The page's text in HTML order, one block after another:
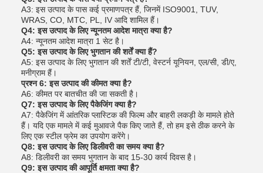
A3: इस उत्पाद के पास कई प्रमाणपत्र हैं, जिनमें ISO9001, TUV,
WRAS, CO, MTC, PL, IV आदि शामिल हैं।
Q4: इस उत्पाद के लिए न्यूनतम आदेश मात्रा क्या है?
A4: न्यूनतम आदेश मात्रा 1 सेट है।
Q5: इस उत्पाद के लिए भुगतान की शर्तें क्या हैं?
A5: इस उत्पाद के लिए भुगतान की शर्तें टी/टी, वेस्टर्न यूनियन, एल/सी, डी/ए,
मनीग्राम हैं।
प्रश्न 6: इस उत्पाद की कीमत क्या है?
A6: कीमत पर बातचीत की जा सकती है।
Q7: इस उत्पाद के लिए पैकेजिंग क्या है?
A7: पैकेजिंग में आंतरिक प्लास्टिक की फिल्म और बाहरी लकड़ी के मामले होते
हैं। यदि एक मामले में कई मुआवजे पैक किए जाते हैं, तो हम इसे ठीक करने के
लिए एक स्टील फ्रेम का उपयोग करेंगे।
Q8: इस उत्पाद के लिए डिलीवरी का समय क्या है?
A8: डिलीवरी का समय भुगतान के बाद 15-30 कार्य दिवस है।
Q9: इस उत्पाद की आपूर्ति क्षमता क्या है?